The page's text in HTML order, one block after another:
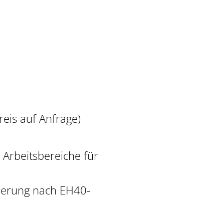
auf Anfrage)
Arbeitsbereiche für
nach EH40-